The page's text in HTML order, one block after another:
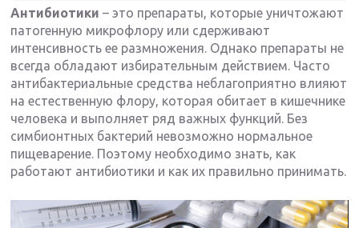
Антибиотики – это препараты, которые уничтожают
патогенную микрофлору или сдерживают
интенсивность ее размножения. Однако препараты не
всегда обладают избирательным действием. Часто
антибактериальные средства неблагоприятно влияют
на естественную флору, которая обитает в кишечнике
человека и выполняет ряд важных функций. Без
симбионтных бактерий невозможно нормальное
пищеварение. Поэтому необходимо знать, как
работают антибиотики и как их правильно принимать.